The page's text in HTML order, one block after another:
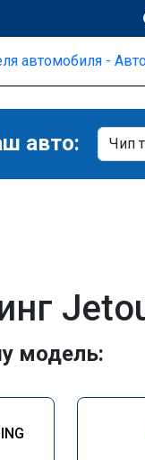
авто:
модель: